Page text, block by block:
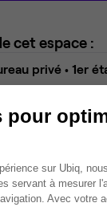
cet espace :
privé • 1er
postes • 48 m²
000 €
privé• 1er
pour
Gestion
sur Ubiq,
servant à mesurer
Avec votre